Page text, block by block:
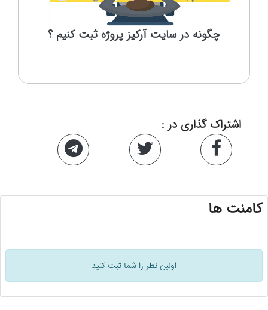
چگونه در سایت آرکیز پروژه ثبت کنیم ؟
اشتراک گذاری در :
کامنت ها
اولین نظر را شما ثبت کنید